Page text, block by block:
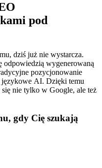
pod
dziś już nie wystarcza.
wygenerowaną
pozycjonowanie
językowe AI. Dzięki temu
nie tylko w Google, ale też
gdy Cię szukają